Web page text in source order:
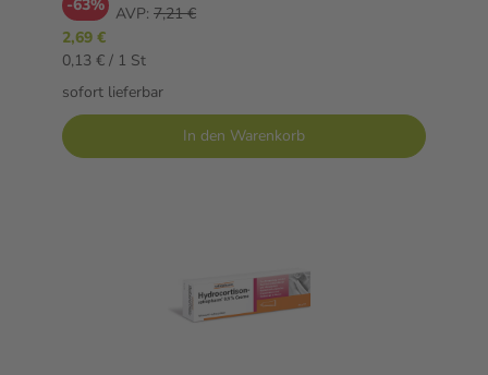
-63% AVP: 7,21 €
2,69 €
0,13 € / 1 St
sofort lieferbar
In den Warenkorb